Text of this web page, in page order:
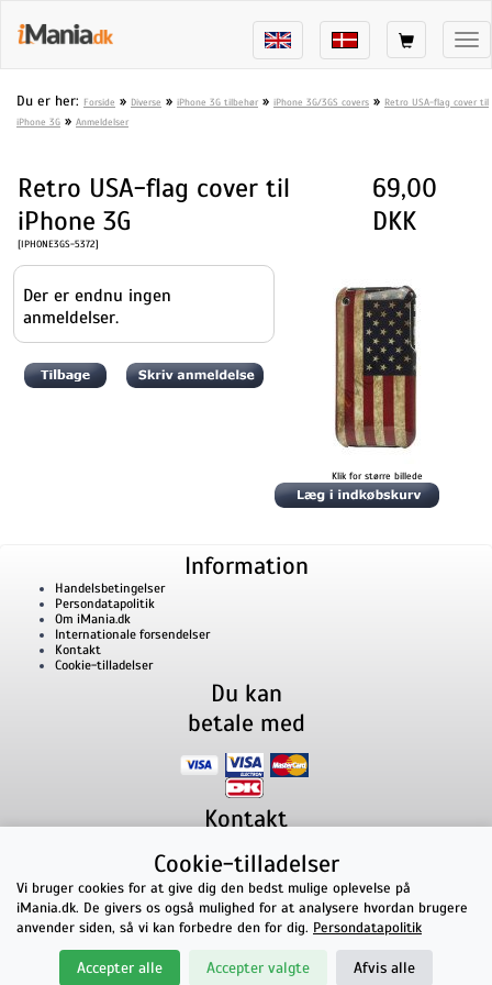
Du er her: Forside » Diverse » iPhone 3G tilbehør » iPhone 3G/3GS covers » Retro USA-flag cover til
iPhone 3G » Anmeldelser
Retro USA-flag cover til
iPhone 3G
[IPHONE3GS-5372]
69,00
DKK
Der er endnu ingen
anmeldelser.
Klik for større billede
Information
Handelsbetingelser
Persondatapolitik
Om iMania.dk
Internationale forsendelser
Kontakt
Cookie-tilladelser
Du kan
betale med
Kontakt
Lillevorde Kær 29280 Storvorde
CVR nummer: 33182805 | E-mail: kontakt@imania.dk
Telefon:+45 23618990
Topkarakter hos kunderne!
på Facebook
Cookie-tilladelser
Vi bruger cookies for at give dig den bedst mulige oplevelse på
iMania.dk. De givers os også mulighed for at analysere hvordan brugere
anvender siden, så vi kan forbedre den for dig. Persondatapolitik
Accepter alle Accepter valgte Afvis alle